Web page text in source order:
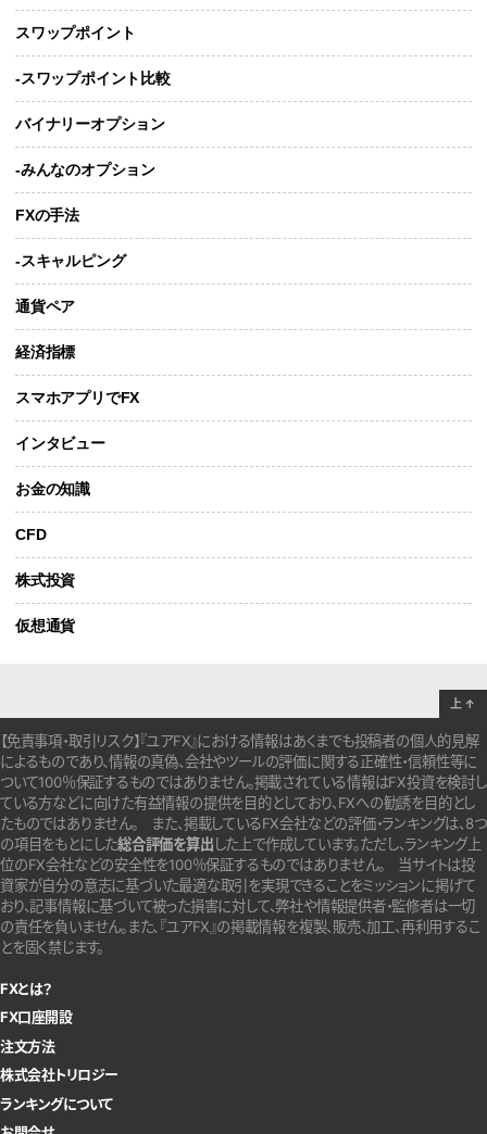
スワップポイント
-スワップポイント比較
バイナリーオプション
-みんなのオプション
FXの手法
-スキャルピング
通貨ペア
経済指標
スマホアプリでFX
インタビュー
お金の知識
CFD
株式投資
仮想通貨
【免責事項・取引リスク】『ユアFX』における情報はあくまでも投稿者の個人的見解
によるものであり、情報の真偽、会社やツールの評価に関する正確性・信頼性等に
ついて100％保証するものではありません。掲載されている情報はFX投資を検討し
ている方などに向けた有益情報の提供を目的としており、FXへの勧誘を目的とし
たものではありません。 また、掲載しているFX会社などの評価・ランキングは、8つ
の項目をもとにした総合評価を算出 した上で作成しています。ただし、ランキング上
位のFX会社などの安全性を100％保証するものではありません。
当サイトは投
資家が自分の意志に基づいた最適な取引を実現できることをミッションに掲げて
おり、記事情報に基づいて被った損害に対して、弊社や情報提供者・監修者は一切
の責任を負いません。また、『ユアFX』の掲載情報を複製、販売、加工、再利用するこ
とを固く禁じます。
FXとは？
FX口座開設
注文方法
株式会社トリロジー
ランキングについて
上 ↑